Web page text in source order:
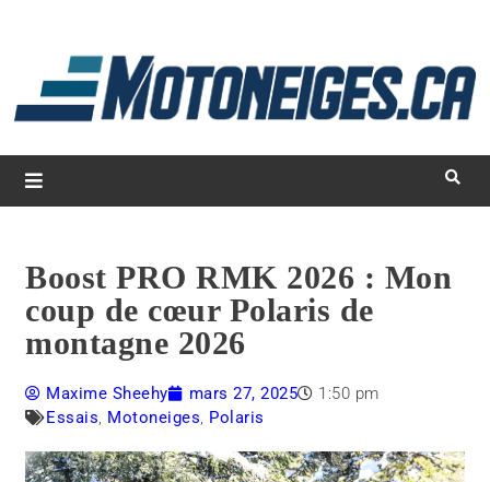
Magazine Motoneiges.ca
Boost PRO RMK 2026 : Mon
coup de cœur Polaris de
montagne 2026
Maxime Sheehy mars 27, 2025
1:50 pm
Essais, Motoneiges, Polaris